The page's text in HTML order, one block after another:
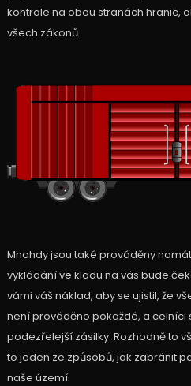
kontrole na obou stranách hranic,
všech zákonů.
Mnohdy jsou také prováděny
vykládání ve kladu na vás bude
vámi váš náklad, aby se ujistil, že
není prováděno pokaždé, a celníci
podezřelejší zásilky. Rozhodně to
to jeden ze způsobů, jak zabránit
naše území.